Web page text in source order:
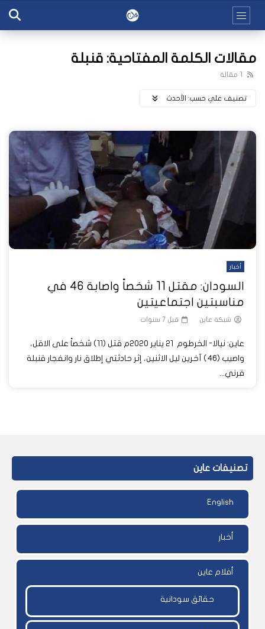
مقالات الكلمة المفتاحية: قنبلة
1 مقالة
تصنيف علي حسب: اﻷحدث
أخبار
السودان: مقتل 11 شخصاً واصابة 46 في
مناسبتين اجتماعيتين
شبكة عاين قبل 7 سنوات
عاين: نيالا- الخرطوم 21 يناير 2020م قتل (11) شخصاً على الاقل،
واصيب (46) آخرين ليل الاثنين، إثر حادثتي إطلاق نار وانفجار قنبلة
قرني...
تصنيفات عاين
English
أخبار
أفلام عاين
حقائق سودانية